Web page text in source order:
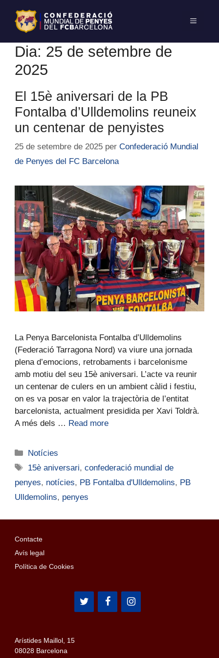
Dia: 25 de setembre de
2025
El 15è aniversari de la PB
Fontalba d’Ulldemolins reuneix
un centenar de penyistes
25 de setembre de 2025 per Confederació Mundial
de Penyes del FC Barcelona
La Penya Barcelonista Fontalba d’Ulldemolins
(Federació Tarragona Nord) va viure una jornada
plena d’emocions, retrobaments i barcelonisme
amb motiu del seu 15è aniversari. L’acte va reunir
un centenar de culers en un ambient càlid i festiu,
on es va posar en valor la trajectòria de l’entitat
barcelonista, actualment presidida per Xavi Toldrà.
A més dels … Read more
Notícies
15è aniversari,confederació mundial de
penyes, notícies, PB Fontalba d'Ulldemolins, PB
Ulldemolins, penyes
Contacte
Avís legal
Política de Cookies
Arístides Maillol, 15
08028 Barcelona